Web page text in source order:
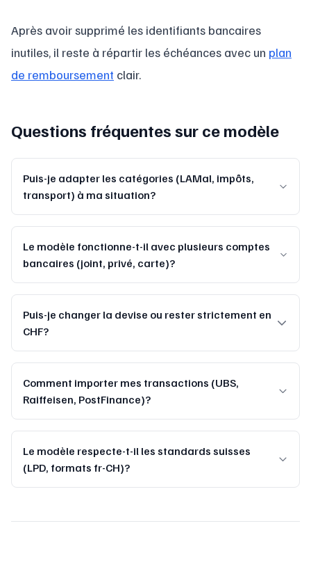
Après avoir supprimé les identifiants bancaires
inutiles, il reste à répartir les échéances avec un plan
de remboursement clair.
Questions fréquentes sur ce modèle
Puis-je adapter les catégories (LAMal, impôts,
transport) à ma situation?
Le modèle fonctionne-t-il avec plusieurs comptes
bancaires (joint, privé, carte)?
Puis-je changer la devise ou rester strictement en
CHF?
Comment importer mes transactions (UBS,
Raiffeisen, PostFinance)?
Le modèle respecte-t-il les standards suisses
(LPD, formats fr-CH)?